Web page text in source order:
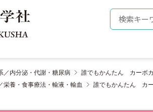
検索キーワ
／内分泌・代謝・糖尿病
誰でもかんたん カーボ
栄養・食事療法・輸液・輸血 誰でもかんたん カ